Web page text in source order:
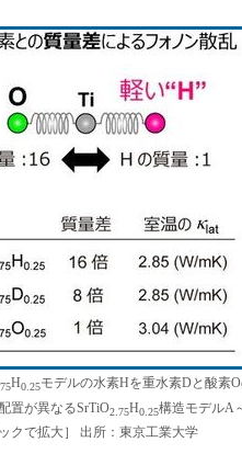
H0.25モデルの水素Hを重水素Dと酸素
置が異なるSrTiO2.75H0.25構造モデルA
クで拡大］ 出所：東京工業大学